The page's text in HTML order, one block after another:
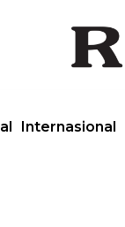
Internasional